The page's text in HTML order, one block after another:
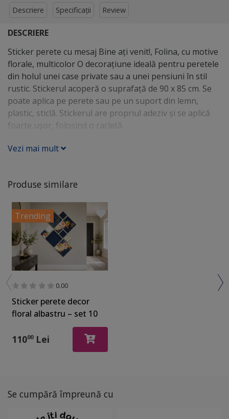
Descriere Specificații Review
DESCRIERE
Sticker perete cu mesaj Bine aţi venit!, Folina, cu motive
florale, multicolor O decoraţiune ideală pentru peretele
din holul unei case private sau a unei pensiuni în stil
rustic. Stickerul acoperă o suprafaţă de 90 x 85 cm. Se
poate aplica pe perete sau pe un suport din lemn,
plastic, sticlă. Stickerul are propriul adeziv şi se aplică
foarte uşor, folosind o racletă.
Vezi mai mult
Produse similare
Trending
0.00
Sticker perete decor
floral albastru – set 10
pătrate cu motive
geometrice și florale
11000Lei
Se cumpără împreună cu